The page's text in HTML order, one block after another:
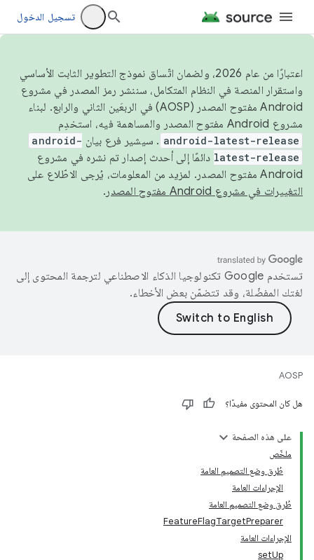
تسجيل الدخول
اعتبارًا من عام 2026، ولضمان اتّساق نموذج التطوير الثابت الأساسي
واستقرار المنصة في النظام المتكامل، سننشر رمز المصدر في مشروع
Android مفتوح المصدر (AOSP) في الربعَين الثاني والرابع. لبناء
مشروع Android مفتوح المصدر والمساهمة فيه، استخدِم
android-latest-release . سيشير فرع بيان android-
latest-release دائمًا إلى أحدث إصدار تم نشره في مشروع
Android مفتوح المصدر. لمزيد من المعلومات، يُرجى الاطّلاع على
التغييرات في مشروع Android مفتوح المصدر
.
تستخدم Google تكنولوجيا الذكاء الاصطناعي لترجمة المحتوى إلى
لغتك المفضّلة، وقد تتضمّن بعض الأخطاء.
AOSP
هل كان المحتوى مفيدًا؟
على هذه الصفحة
ملخّص
طُرق وضع التصميم العامة
الإجراءات العامة
طُرق وضع التصميم العامة
FeatureFlagTargetPreparer
الإجراءات العامة
setUp